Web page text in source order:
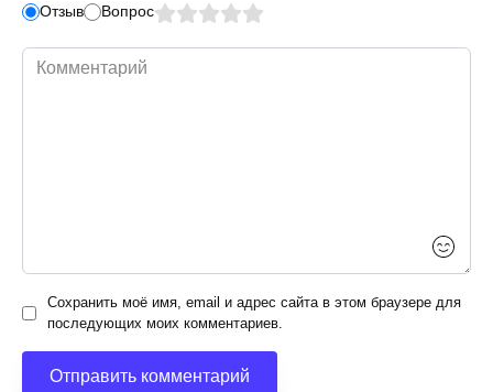
Отзыв Вопрос
Комментарий
Сохранить моё имя, email и адрес сайта в этом браузере для
последующих моих комментариев.